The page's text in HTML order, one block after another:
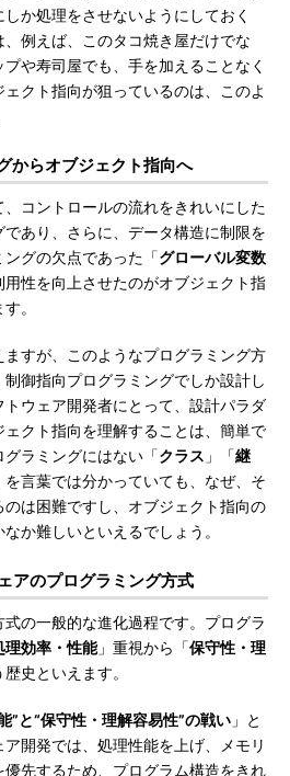
か処理をさせないようにしておく
例えば、このタコ焼き屋だけでな
や寿司屋でも、手を加えることなく
クト指向が狙っているのは、このよ
からオブジェクト指向へ
コントロールの流れをきれいにした
あり、さらに、データ構造に制限を
グの欠点であった「グローバル変数
用性を向上させたのがオブジェクト指
。
すが、このようなプログラミング方
御指向プログラミングでしか設計し
ウェア開発者にとって、設計パラダ
クト指向を理解することは、簡単で
ラミングにはない「クラス 」「継
を言葉では分かっていても、なぜ、そ
は困難ですし、オブジェクト指向の
か難しいといえるでしょう。
アのプログラミング方式
の一般的な進化過程です。プログラ
理効率・性能」重視から「保守性・理
史といえます。
”と“保守性・理解容易性”の戦い 」と
開発では、処理性能を上げ、メモリ
先するため、プログラム構造をきれ